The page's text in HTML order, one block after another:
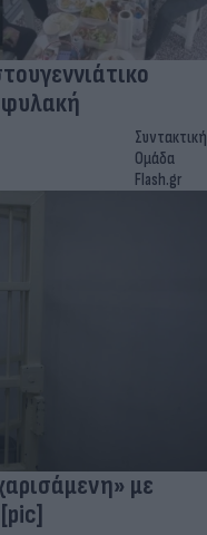
Συντακτική
Ομάδα
Flash.gr
με